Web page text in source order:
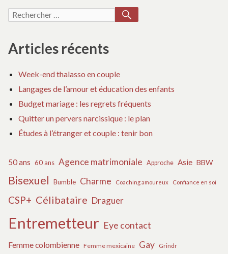
l’article
Recherche
Articles récents
Week-end thalasso en couple
Langages de l’amour et éducation des enfants
Budget mariage : les regrets fréquents
Quitter un pervers narcissique : le plan
Études à l’étranger et couple : tenir bon
50 ans 60 ans Agence matrimoniale Approche Asie BBW
Bisexuel Bumble Charme Coaching amoureux Confiance en soi
CSP+ Célibataire Draguer
Entremetteur Eye contact
Femme colombienne Femme mexicaine Gay Grindr